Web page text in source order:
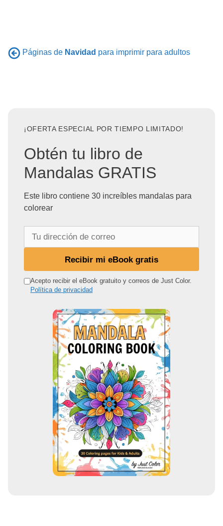
Páginas de Navidad para imprimir para adultos
¡OFERTA ESPECIAL POR TIEMPO LIMITADO!
Obtén tu libro de
Mandalas GRATIS
Este libro contiene 30 increíbles mandalas para
colorear
r
Recibir mi eBook gratis
Acepto recibir el eBook gratuito y correos de Just Color.
Política de privacidad